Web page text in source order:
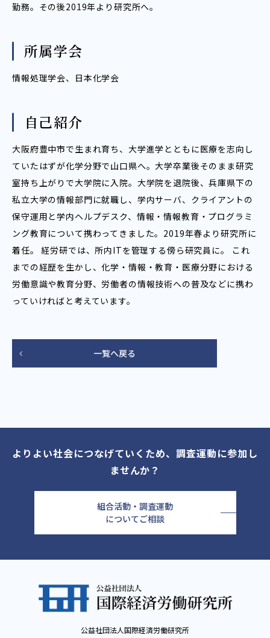
勤務。その後2019年より研究所へ。
所属学会
情報処理学会、 日本化学会
自己紹介
大阪府豊中市で生まれ育ち、大学進学とともに医療を志向し
ていたはずが化学分野で山口県へ。大学卒業後そのまま研究
室持ち上がりで大学院に入院。大学院を退院後、兵庫県下の
私立大学の情報部門に就職し、学内サーバ、クライアントの
保守運用と学内ヘルプデスク、情報・情報教育・プログラミ
ング教育について携わってきました。2019年春より研究所に
着任。 経労研では、所内ITを管理する傍ら研究員に。 これ
までの経歴を生かし、化学・情報・教育・医療分野における
労働意識や教育分野、労働者の情報技術への普及などに携わ
っていければと考えています。
一覧へ戻る
よりよい社会につなげていくため、調査運動に参加し
ませんか？
組合活動・調査運動
についてご相談
公益社団法人国際経済労働研究所